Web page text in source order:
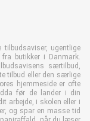
ugentlige
butikker i Danmark.
særtilbud,
tilbud eller den særlige
hjemmeside er ofte
før de lander i din
arbejde, i skolen eller i
og spar en masse tid